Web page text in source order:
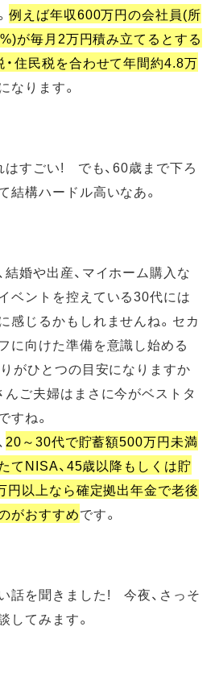
例えば年収600万円の会社員(所
が毎月2万円積み立てるとする
・住民税を合わせて年間約4.8万
なります。
はすごい! でも、60歳まで下ろ
結構ハードル高いなあ。
結婚や出産、マイホーム購入な
ベントを控えている30代には
感じるかもしれませんね。セカ
に向けた準備を意識し始める
がひとつの目安になりますか
んご夫婦はまさに今がベストタ
すね。
20～30代で貯蓄額500万円未満
てNISA、45歳以降もしくは貯
円以上なら確定拠出年金で老後
がおすすめです。
話を聞きました! 今夜、さっそ
してみます。